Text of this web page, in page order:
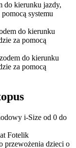
do kierunku jazdy,
systemu
do kierunku
za pomocą
do kierunku
za pomocą
Fotelik
przewożenia dzieci o